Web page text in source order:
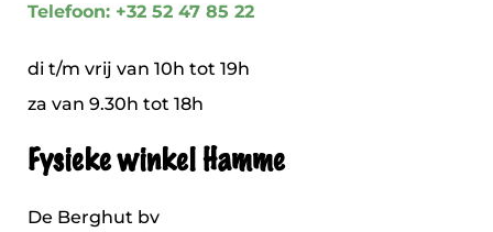
Telefoon: +32 52 47 85 22
di t/m vrij van 10h tot 19h
za van 9.30h tot 18h
Fysieke winkel Hamme
De Berghut bv